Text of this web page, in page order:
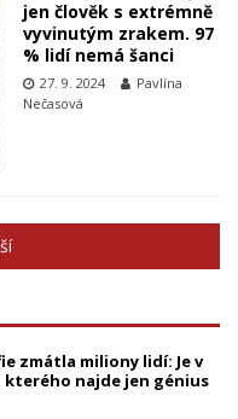
jen člověk s extrémně
vyvinutým zrakem. 97
% lidí nemá šanci
27. 9. 2024
Pavlína
Nečasová
zmátla miliony lidí: Je v
kterého najde jen génius